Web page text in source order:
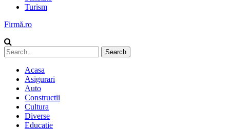
Turism
Firmă.ro
Acasa
Asigurari
Auto
Constructii
Cultura
Diverse
Educatie